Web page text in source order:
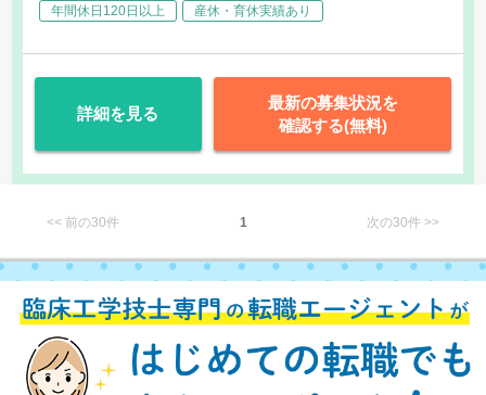
年間休日120日以上 産休・育休実績あり
詳細を見る
最新の募集状況を
確認する(無料)
<< 前の30件 1 次の30件 >>